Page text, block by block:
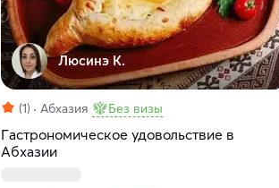
Люсинэ К.
(1) Абхазия Без визы
Гастрономическое удовольствие в
Абхазии